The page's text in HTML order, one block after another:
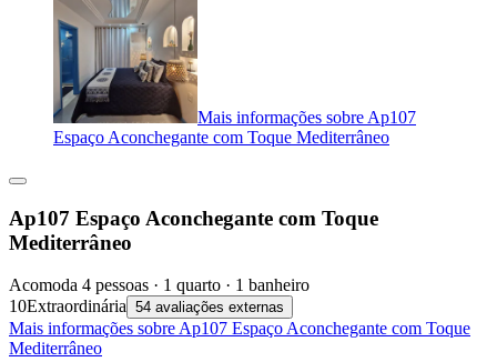
Mais informações sobre Ap107
Espaço Aconchegante com Toque Mediterrâneo
Ap107 Espaço Aconchegante com Toque
Mediterrâneo
Acomoda 4 pessoas · 1 quarto · 1 banheiro
10Extraordinária 54 avaliações externas
Mais informações sobre Ap107 Espaço Aconchegante com Toque
Mediterrâneo